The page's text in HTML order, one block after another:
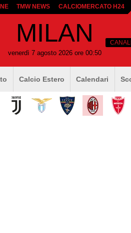
TMW NEWS CALCIOMERCATO H24
MILAN
venerdì 7 agosto 2026 ore 00:50
Calcio Estero Calendari